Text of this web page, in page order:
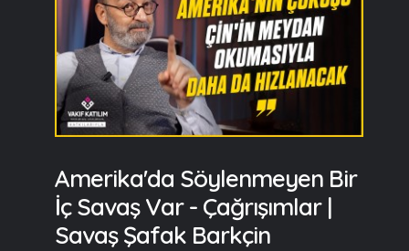
Amerika'da Söylenmeyen Bir
İç Savaş Var - Çağrışımlar |
Savaş Şafak Barkçin